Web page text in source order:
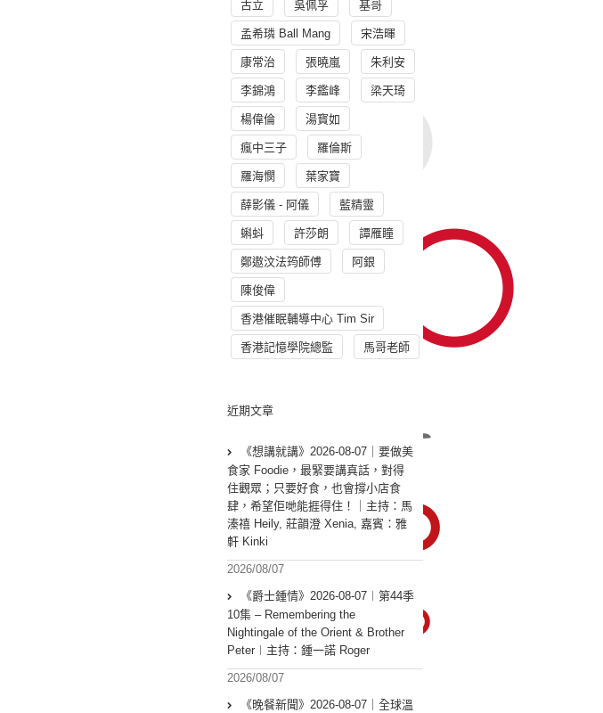
古立 吳佩孚 基哥
孟希璘 Ball Mang 宋浩暉
康常治 張曉嵐 朱利安
李錦鴻 李鑑峰 梁天琦
楊偉倫 湯寳如
瘋中三子 羅倫斯
羅海憫 葉家寶
薛影儀 - 阿儀 藍精靈
蝌蚪 許莎朗 譚雁瞳
鄭遨汶法筠師傅 阿銀
陳俊偉
香港催眠輔導中心 Tim Sir
香港記憶學院總監 馬哥老師
近期文章
《想講就講》2026-08-07｜要做美
食家 Foodie，最緊要講真話，對得
住觀眾；只要好食，也會撐小店食
肆，希望佢哋能捱得住！｜主持：馬
溱禧 Heily, 莊韻澄 Xenia, 嘉賓：雅
軒 Kinki
2026/08/07
《爵士鍾情》2026-08-07︱第44季
10集 – Remembering the
Nightingale of the Orient & Brother
Peter︱主持：鍾一諾 Roger
2026/08/07
《晚餐新聞》2026-08-07｜全球溫